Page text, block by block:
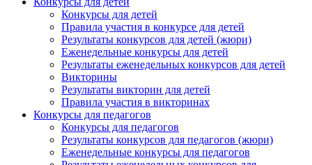
Конкурсы для детей
Конкурсы для детей
Правила участия в конкурсе для детей
Результаты конкурсов для детей (жюри)
Еженедельные конкурсы для детей
Результаты еженедельных конкурсов для детей
Викторины
Результаты викторин для детей
Правила участия в викторинах
Конкурсы для педагогов
Конкурсы для педагогов
Результаты конкурсов для педагогов (жюри)
Еженедельные конкурсы для педагогов